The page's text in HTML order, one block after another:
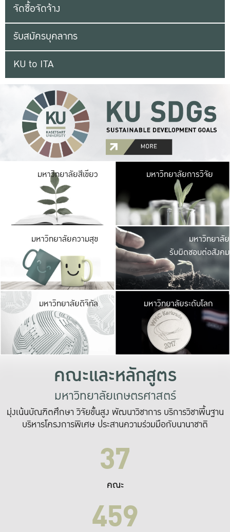
จัดซื้อจัดจ้าง
รับสมัครบุคลากร
KU to ITA
มหาวิทยาลัยสีเขียว มหาวิ
มีพื้นที่เขียวสดใส
เป็นป่าในเมือง เกษต
มหาวิทยาลัยการวิจัย
มหาวิทยาลัยความสุข มหาวิ
ค
เปิดประ
และพบเรื่องราวใ
มหาวิทยาลัย
รับผิดชอบต่อสังคม
มหาวิทยาลัยดิจิทัล มหาวิ
เปลี่ยนแปลง แล
เพื่อทำง
ระบบสารสนเทศ
มหาวิทยาลัยระดับโลก
คณะและหลักสูตร
มหาวิทยาลัยเกษตรศาสตร์
มุ่งเน้นบัณฑิตศึกษา วิจัยขั้นสูง พัฒนาวิชาการ บริการวิชาพื้นฐาน
บริหารโครงการพิเศษ ประสานความร่วมมือกับนานาชาติ
37
คณะ
459